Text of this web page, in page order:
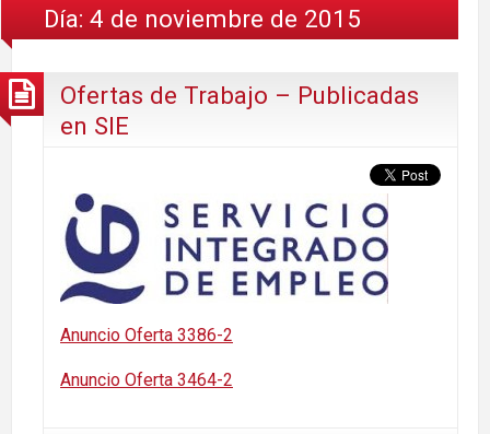
Día:4 de noviembre de 2015
Ofertas de Trabajo – Publicadas
en SIE
Anuncio Oferta 3386-2
Anuncio Oferta 3464-2